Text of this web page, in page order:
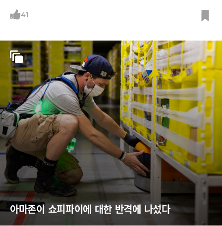
하겠다는 건지, 장 대표의 ‘이커머스 3.0’ 전략을 들어봅니다.
41
아마존이 쇼피파이에 대한 반격에 나섰다